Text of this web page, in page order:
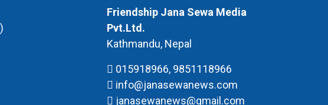
Friendship Jana Sewa Media
Pvt.Ltd.
Kathmandu, Nepal
015918966, 9851118966
info@janasewanews.com
janasewanews@gmail.com